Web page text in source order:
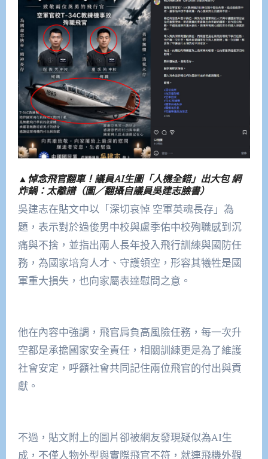
▲悼念飛官翻車！議員AI生圖「人機全錯」出大包 網
炸鍋：太離譜（圖／翻攝自議員吳建志臉書）
吳建志在貼文中以「深切哀悼 空軍英魂長存」為
題，表示對於過俊男中校與盧季佑中校殉職感到沉
痛與不捨，並指出兩人長年投入飛行訓練與國防任
務，為國家培育人才、守護領空，形容其犧牲是國
軍重大損失，也向家屬表達慰問之意。
他在內容中強調，飛官肩負高風險任務，每一次升
空都是承擔國家安全責任，相關訓練更是為了維護
社會安定，呼籲社會共同記住兩位飛官的付出與貢
獻。
不過，貼文附上的圖片卻被網友發現疑似為AI生
成，不僅人物外型與實際飛官不符，就連飛機外觀